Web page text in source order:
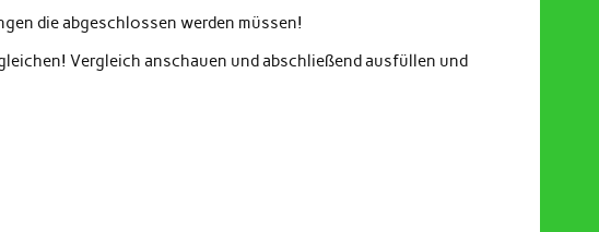
die abgeschlossen werden müssen!
Vergleich anschauen und abschließend ausfüllen und